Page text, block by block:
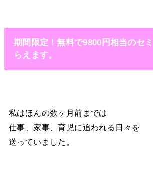
期間限定！無料で9800円相当のセ
らえます。
私はほんの数ヶ月前までは
仕事、家事、育児に追われる日々を
送っていました。